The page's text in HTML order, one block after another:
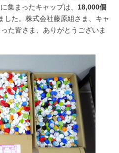
集まったキャップは、 18,000個
した。株式会社藤原組さま、キャ
た皆さま、ありがとうございま